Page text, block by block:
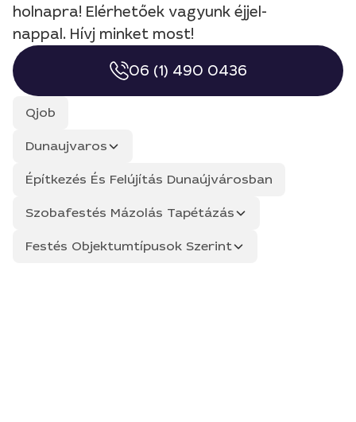
holnapra! Elérhetőek vagyunk éjjel-
nappal. Hívj minket most!
06 (1) 490 0436
Qjob
Dunaujvaros
Építkezés És Felújítás Dunaújvárosban
Szobafestés Mázolás Tapétázás
Festés Objektumtípusok Szerint